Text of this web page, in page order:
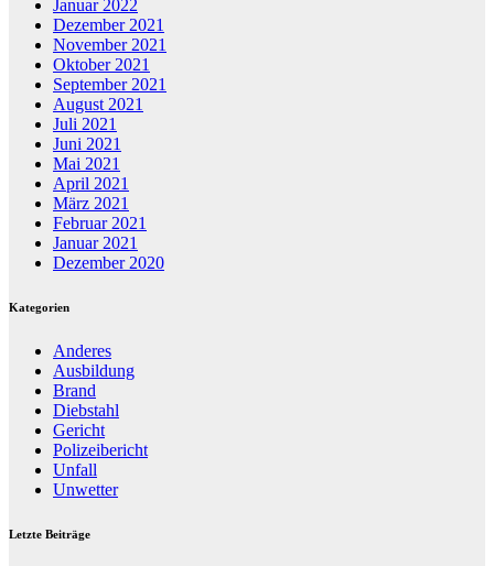
Januar 2022
Dezember 2021
November 2021
Oktober 2021
September 2021
August 2021
Juli 2021
Juni 2021
Mai 2021
April 2021
März 2021
Februar 2021
Januar 2021
Dezember 2020
Kategorien
Anderes
Ausbildung
Brand
Diebstahl
Gericht
Polizeibericht
Unfall
Unwetter
Letzte Beiträge